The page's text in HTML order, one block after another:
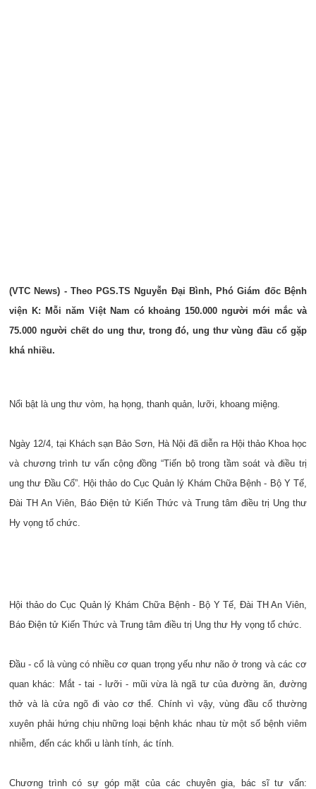
(VTC News) - Theo PGS.TS Nguyễn Đại Bình, Phó Giám đốc Bệnh
viện K: Mỗi năm Việt Nam có khoảng 150.000 người mới mắc và
75.000 người chết do ung thư, trong đó, ung thư vùng đầu cổ gặp
khá nhiều.
Nổi bật là ung thư vòm, hạ họng, thanh quản, lưỡi, khoang miệng.
Ngày 12/4, tại Khách sạn Bảo Sơn, Hà Nội đã diễn ra Hội thảo Khoa học
và chương trình tư vấn cộng đồng “Tiến bộ trong tầm soát và điều trị
ung thư Đầu Cổ”. Hội thảo do Cục Quản lý Khám Chữa Bệnh - Bộ Y Tế,
Đài TH An Viên, Báo Điện tử Kiến Thức và Trung tâm điều trị Ung thư
Hy vọng tổ chức.
Hội thảo do Cục Quản lý Khám Chữa Bệnh - Bộ Y Tế, Đài TH An Viên,
Báo Điện tử Kiến Thức và Trung tâm điều trị Ung thư Hy vọng tổ chức.
Đầu - cổ là vùng có nhiều cơ quan trọng yếu như não ở trong và các cơ
quan khác: Mắt - tai - lưỡi - mũi vừa là ngã tư của đường ăn, đường
thở và là cửa ngõ đi vào cơ thể. Chính vì vậy, vùng đầu cổ thường
xuyên phải hứng chịu những loại bệnh khác nhau từ một số bệnh viêm
nhiễm, đến các khối u lành tính, ác tính.
Chương trình có sự góp mặt của các chuyên gia, bác sĩ tư vấn: